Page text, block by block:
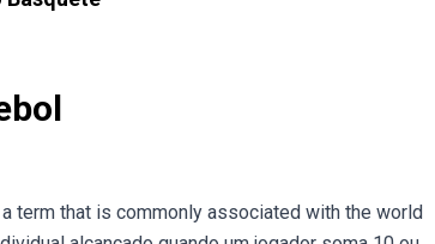
term that is commonly associated with the world